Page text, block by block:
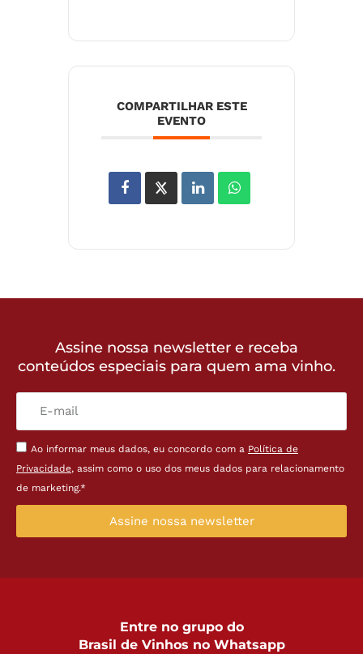
COMPARTILHAR ESTE
EVENTO
Assine nossa newsletter e receba
conteúdos especiais para quem ama vinho.
Ao informar meus dados, eu concordo com a Política de
Privacidade, assim como o uso dos meus dados para relacionamento
de marketing.*
Assine nossa newsletter
Entre no grupo do
Brasil de Vinhos no Whatsapp